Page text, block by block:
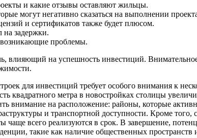
и какие отзывы оставляют жильцы.
могут негативно сказаться на выполнении
и сертификатов также будет плюсом.
на задержки.
проблемы.
влияющий на успешность инвестиций.
для инвестиций требует особого внимания к
квадратного метра в новостройках столицы
внимание на расположение: районы, которые
и транспортной доступности. Кроме того,
всего реализуются в срок. В завершение,
такие как наличие общественных